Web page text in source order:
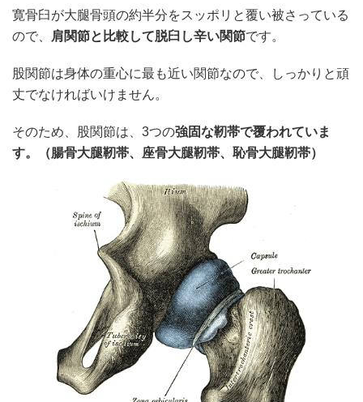
寛骨臼が大腿骨頭の約半分をスッポリと覆い被さっている
ので、
肩関節と比較して脱臼し辛い関節です。
股関節は身体の重心に最も近い関節なので、しっかりと頑
丈でなければいけません。
そのため、股関節は、3つの強固な靭帯で覆われていま
す。（腸骨大腿靭帯、座骨大腿靭帯、恥骨大腿靭帯）